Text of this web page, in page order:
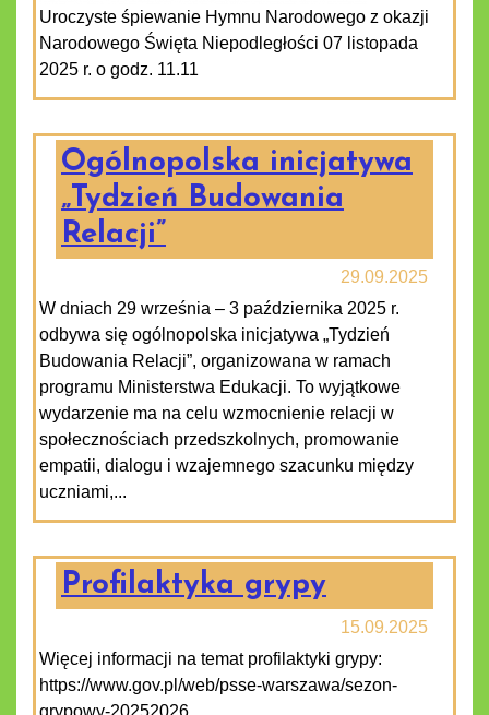
Uroczyste śpiewanie Hymnu Narodowego z okazji
Narodowego Święta Niepodległości 07 listopada
2025 r. o godz. 11.11
Ogólnopolska inicjatywa
„Tydzień Budowania
Relacji”
29.09.2025
W dniach 29 września – 3 października 2025 r.
odbywa się ogólnopolska inicjatywa „Tydzień
Budowania Relacji”, organizowana w ramach
programu Ministerstwa Edukacji. To wyjątkowe
wydarzenie ma na celu wzmocnienie relacji w
społecznościach przedszkolnych, promowanie
empatii, dialogu i wzajemnego szacunku między
uczniami,...
Profilaktyka grypy
15.09.2025
Więcej informacji na temat profilaktyki grypy:
https://www.gov.pl/web/psse-warszawa/sezon-
grypowy-20252026